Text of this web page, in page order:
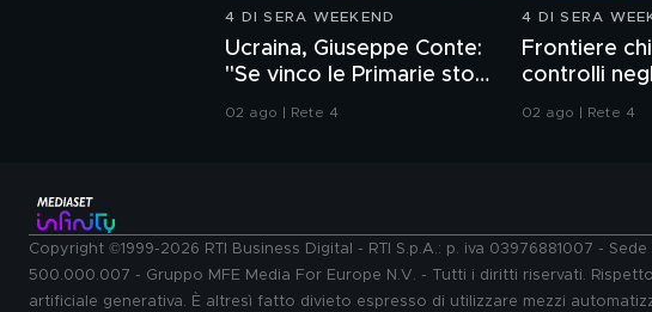
4 DI SERA WEEKEND
Ucraina, Giuseppe Conte:
"Se vinco le Primarie stop
alle armi"
02 ago | Rete 4
4 DI SERA
Frontiere
controlli
02 ago | Rete 4
Copyright ©1999-2026 RTI Business Digital - RTI S.p.A.: p. iva 03976881007 -
500.000.007 - Gruppo MFE Media For Europe N.V. - Tutti i diritti riservati.
artificiale generativa. È altresì fatto divieto espresso di utilizzare mezzi